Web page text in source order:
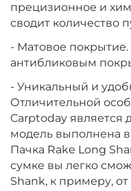
прецизионное и
сводит количество
- Матовое
антибликовым
- Уникальный и
Отличительной
Carptoday является
модель выполнена
Пачка Rake Long
сумке вы легко
Shank, к примеру,